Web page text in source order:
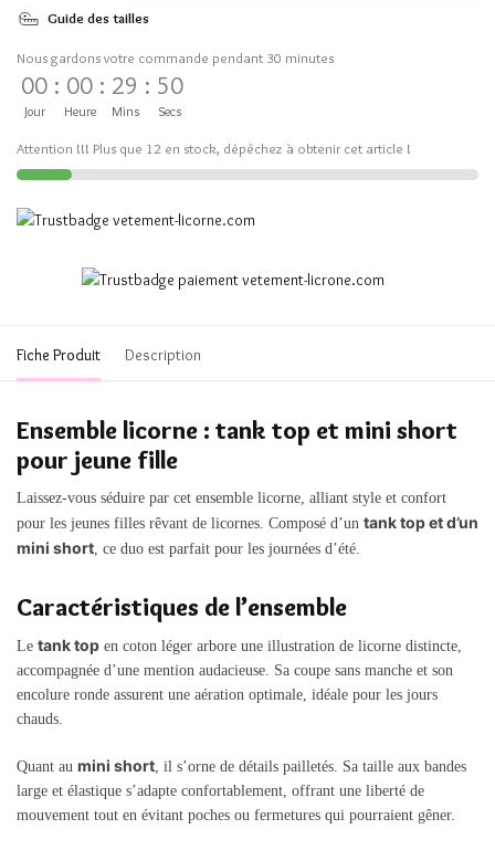
Guide des tailles
Nous gardons votre commande pendant 30 minutes
00
Jour
: 00
Heure
: 29
Mins
: 50
Secs
Attention !!! Plus que 12 en stock, dépêchez à obtenir cet article !
Fiche Produit Description
Ensemble licorne : tank top et mini short
pour jeune fille
Laissez-vous séduire par cet ensemble licorne, alliant style et confort
pour les jeunes filles rêvant de licornes. Composé d’un tank top et d’un
mini short, ce duo est parfait pour les journées d’été.
Caractéristiques de l’ensemble
Le tank top en coton léger arbore une illustration de licorne distincte,
accompagnée d’une mention audacieuse. Sa coupe sans manche et son
encolure ronde assurent une aération optimale, idéale pour les jours
chauds.
Quant au mini short , il s’orne de détails pailletés. Sa taille aux bandes
large et élastique s’adapte confortablement, offrant une liberté de
mouvement tout en évitant poches ou fermetures qui pourraient gêner.